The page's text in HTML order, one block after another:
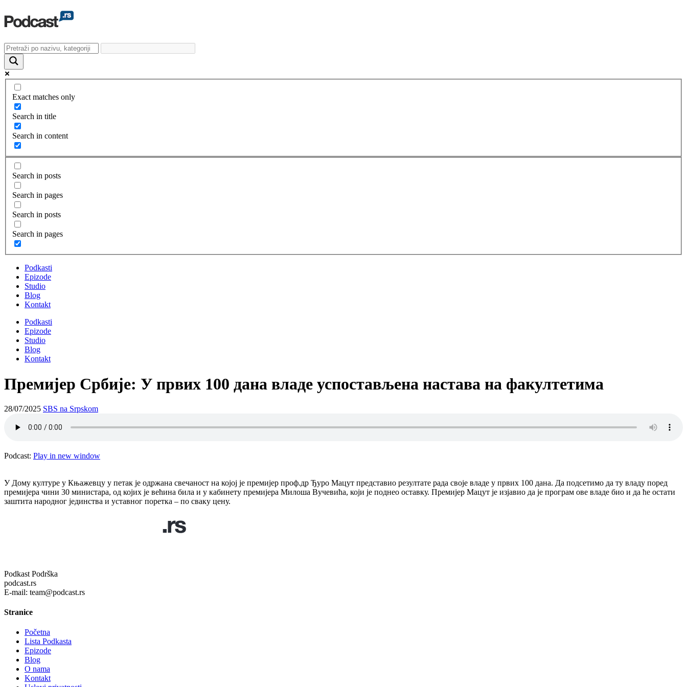
Exact matches only
Search in title
Search in content
Search in posts
Search in pages
Search in posts
Search in pages
Podkasti
Epizode
Studio
Blog
Kontakt
Podkasti
Epizode
Studio
Blog
Kontakt
Премијер Србије: У првих 100 дана владе успостављена настава на факултетима
28/07/2025 SBS na Srpskom
Podcast: Play in new window
У Дому културе у Књажевцу у петак је одржана свечаност на којој је премијер проф.др Ђуро Мацут представио резултате рада своје владе у првих 100 дана. Да подсетимо да ту владу поред
премијера чини 30 министара, од којих је већина била и у кабинету премијера Милоша Вучевића, који је поднео оставку. Премијер Мацут је изјавио да је програм ове владе био и да ће остати
заштита народног јединства и уставног поретка – по сваку цену.
Podkast Podrška
podcast.rs
E-mail: team@podcast.rs
Stranice
Početna
Lista Podkasta
Epizode
Blog
O nama
Kontakt